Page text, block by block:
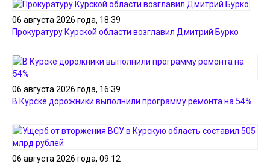
06 августа 2026 года, 18:39
Прокуратуру Курской области возглавил Дмитрий Бурко
06 августа 2026 года, 16:39
В Курске дорожники выполнили программу ремонта на 54%
06 августа 2026 года, 09:12